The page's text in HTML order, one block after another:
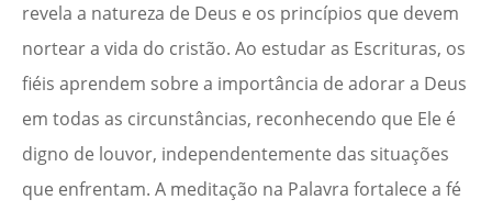
revela a natureza de Deus e os princípios que devem
nortear a vida do cristão. Ao estudar as Escrituras, os
fiéis aprendem sobre a importância de adorar a Deus
em todas as circunstâncias, reconhecendo que Ele é
digno de louvor, independentemente das situações
que enfrentam. A meditação na Palavra fortalece a fé